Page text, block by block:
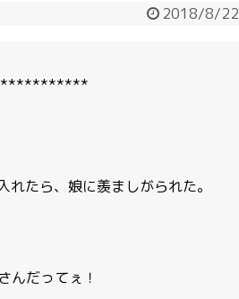
2018/8/22
たら、娘に羨ましがられた。
んだってぇ！